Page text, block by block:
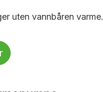
uten vannbåren varme.